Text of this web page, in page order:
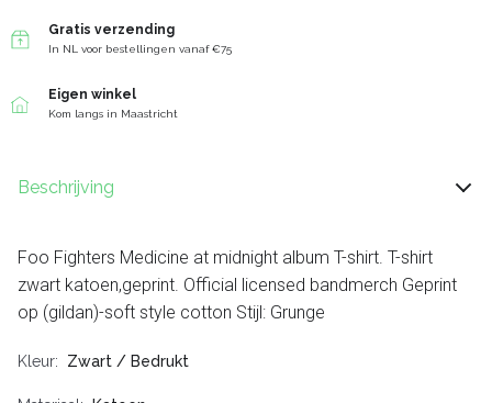
Gratis verzending
In NL voor bestellingen vanaf €75
Eigen winkel
Kom langs in Maastricht
Beschrijving
Foo Fighters Medicine at midnight album T-shirt. T-shirt
zwart katoen,geprint. Official licensed bandmerch Geprint
op (gildan)-soft style cotton Stijl: Grunge
Kleur Zwart / Bedrukt